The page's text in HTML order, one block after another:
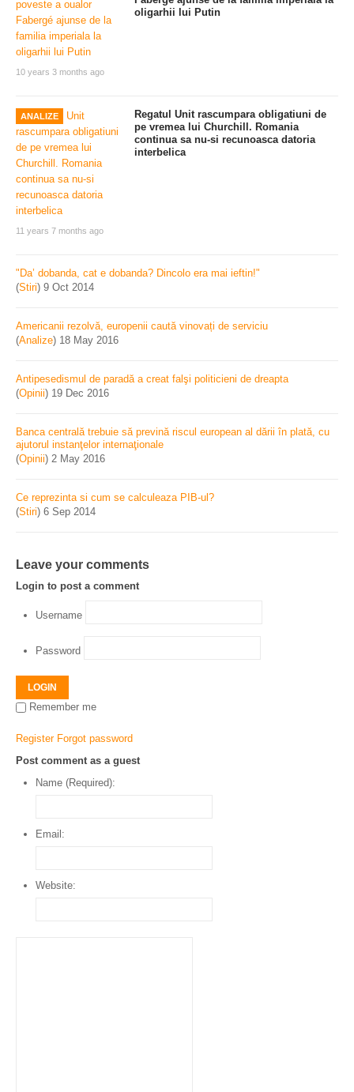
10 years 3 months ago
oligarhii lui Putin
ANALIZE
11 years 7 months ago
Regatul Unit rascumpara obligatiuni de
pe vremea lui Churchill. Romania
continua sa nu-si recunoasca datoria
interbelica
"Da’ dobanda, cat e dobanda? Dincolo era mai ieftin!"
(Stiri) 9 Oct 2014
Americanii rezolvă, europenii caută vinovați de serviciu
(Analize) 18 May 2016
Antipesedismul de paradă a creat falşi politicieni de dreapta
(Opinii) 19 Dec 2016
Banca centrală trebuie să prevină riscul european al dării în plată, cu
ajutorul instanţelor internaţionale
(Opinii) 2 May 2016
Ce reprezinta si cum se calculeaza PIB-ul?
(Stiri) 6 Sep 2014
Leave your comments
Login to post a comment
Username
Password
LOGIN
Remember me
Register Forgot password
Post comment as a guest
Name (Required):
Email:
Website: